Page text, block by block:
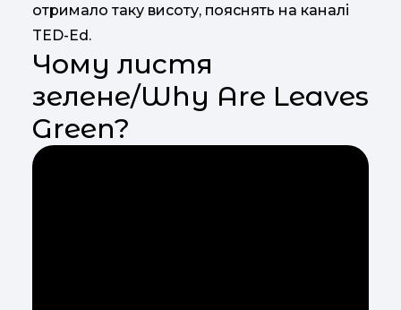
отримало таку висоту, пояснять на каналі
TED-Ed.
Чому листя
зелене/Why Are Leaves
Green?